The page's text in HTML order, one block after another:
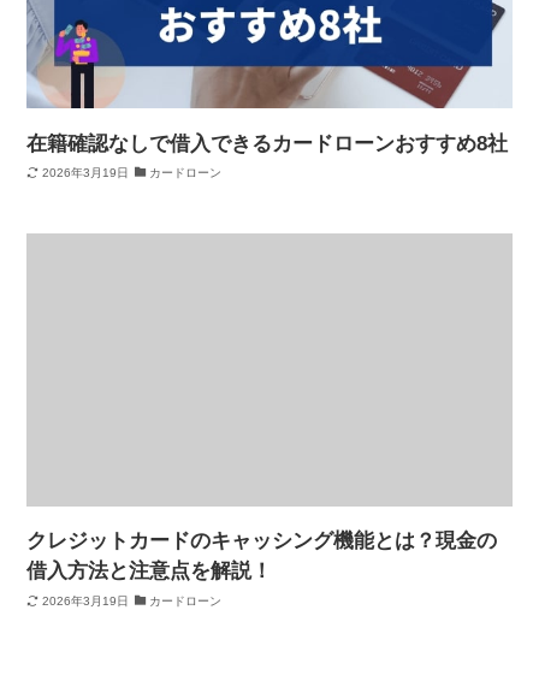
在籍確認なしで借入できるカードローンおすすめ8社
2026年3月19日 カードローン
クレジットカードのキャッシング機能とは？現金の
借入方法と注意点を解説！
2026年3月19日 カードローン